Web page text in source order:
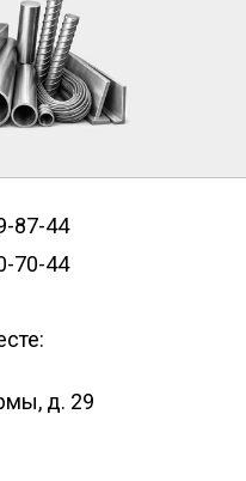
87-44
70-44
д. 29